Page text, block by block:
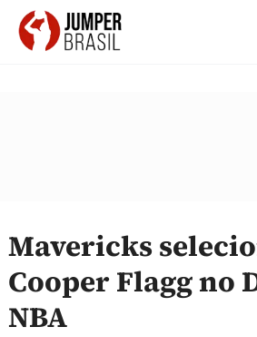
Mavericks
Cooper Flagg no
NBA